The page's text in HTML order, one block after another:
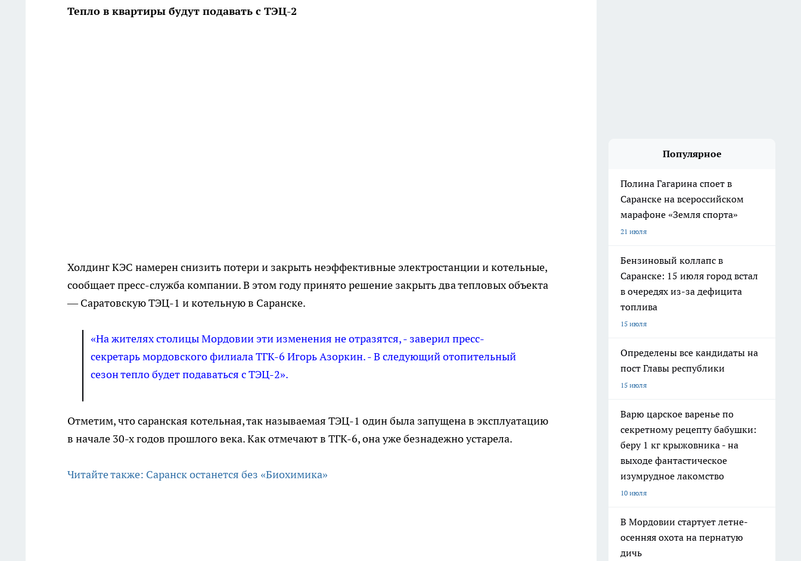
Тепло в квартиры будут подавать с ТЭЦ-2
Холдинг КЭС намерен снизить потери и закрыть неэффективные электростанции и котельные,
сообщает пресс-служба компании. В этом году принято решение закрыть два тепловых объекта
— Саратовскую ТЭЦ-1 и котельную в Саранске.
«На жителях столицы Мордовии эти изменения не отразятся, - заверил пресс-
секретарь мордовского филиала ТГК-6 Игорь Азоркин. - В следующий отопительный
сезон тепло будет подаваться с ТЭЦ-2».
Отметим, что саранская котельная, так называемая ТЭЦ-1 один была запущена в эксплуатацию
в начале 30-х годов прошлого века. Как отмечают в ТГК-6, она уже безнадежно устарела.
Читайте также: Саранск останется без «Биохимика»
Популярное
Полина Гагарина споет в
Саранске на всероссийском
марафоне «Земля спорта»
21 июля
Бензиновый коллапс в
Саранске: 15 июля город встал
в очередях из-за дефицита
топлива
15 июля
Определены все кандидаты на
пост Главы республики
15 июля
Варю царское варенье по
секретному рецепту бабушки:
беру 1 кг крыжовника - на
выходе фантастическое
изумрудное лакомство
10 июля
В Мордовии стартует летне-
осенняя охота на пернатую
дичь